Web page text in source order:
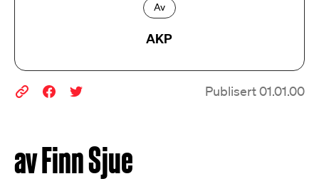
Av
AKP
Publisert 01.01.00
av Finn Sjue